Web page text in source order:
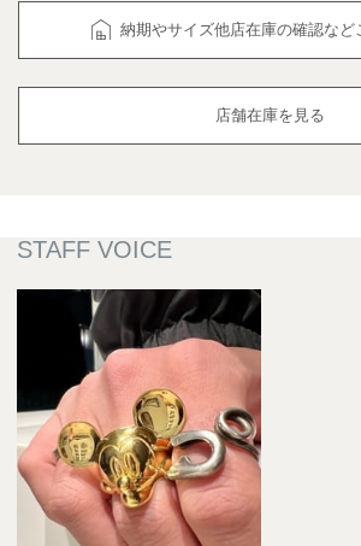
納期やサイズ他店在庫の確認など
店舗在庫を見る